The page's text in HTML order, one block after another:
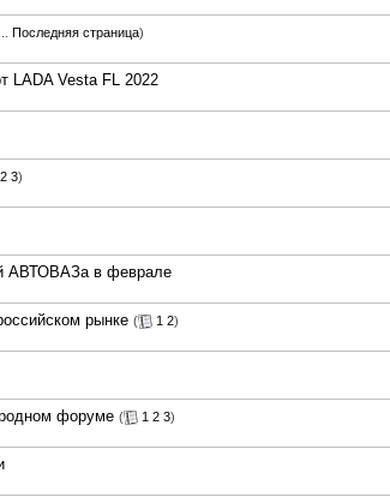
Последняя страница)
LADA Vesta FL 2022
2 3)
АВТОВАЗа в феврале
рынке ( 1 2)
форуме ( 1 2 3)